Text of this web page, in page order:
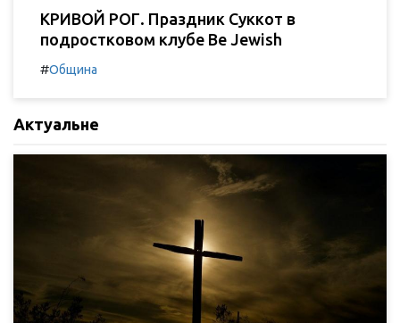
КРИВОЙ РОГ. Праздник Суккот в
подростковом клубе Be Jewish
#Община
Актуальне